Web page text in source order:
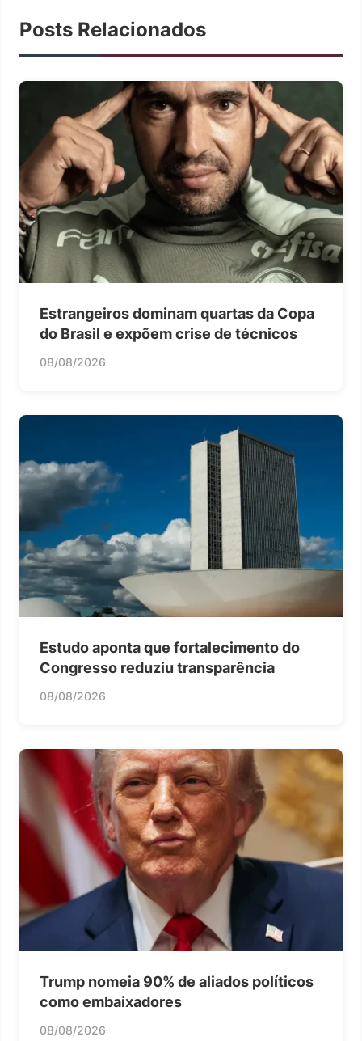
Posts Relacionados
Estrangeiros dominam quartas da Copa
do Brasil e expõem crise de técnicos
08/08/2026
Estudo aponta que fortalecimento do
Congresso reduziu transparência
08/08/2026
Trump nomeia 90% de aliados políticos
como embaixadores
08/08/2026